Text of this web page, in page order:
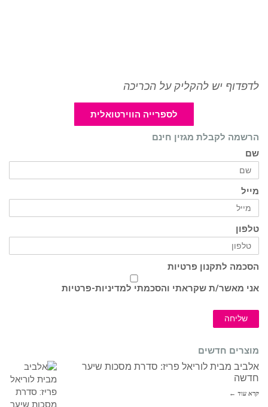
לדפדוף יש להקליק על הכריכה
לספרייה הווירטואלית
הרשמה לקבלת מגזין חינם
שם
מייל
טלפון
הסכמה לתקנון פרטיות
אני מאשר/ת שקראתי והסכמתי למדיניות-פרטיות
שליחה
מוצרים חדשים
אלביב מבית לוריאל פריז: סדרת מסכות שיער
חדשה
קרא עוד ←